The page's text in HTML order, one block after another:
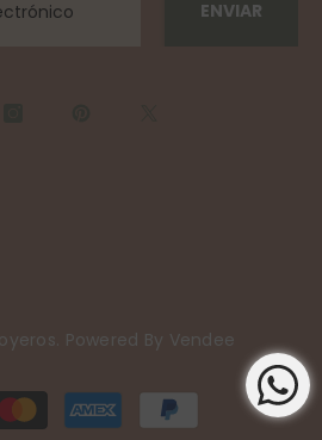
ENVIAR
Powered By Vendee
Payment
methods